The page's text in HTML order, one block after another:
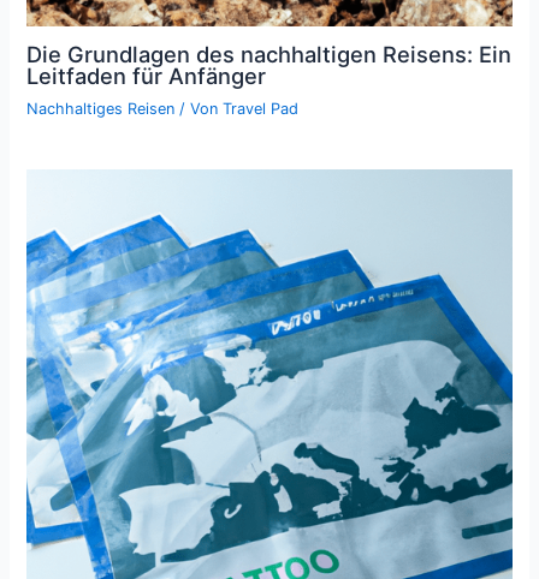
Die Grundlagen des nachhaltigen Reisens: Ein
Leitfaden für Anfänger
Nachhaltiges Reisen / VonTravel Pad